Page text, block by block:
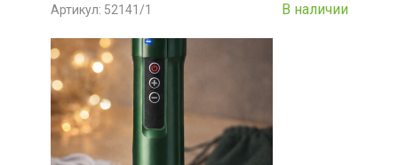
Артикул: 52141/1 В наличии